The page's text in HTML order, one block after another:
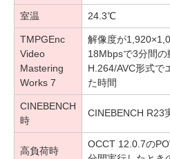
室温 24.3℃
TMPGEnc
Video
Mastering
Works 7
解像度が
18Mbpsで3分間の
H.264/AVC形式で
た時間
CINEBENCH
時
CINEBENCH R23
高負荷時
OCCT 12.0.7の